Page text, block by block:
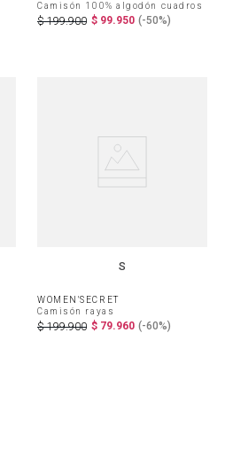
Camisón 100% algodón cuadros
$ 199.900 $ 99.950 (-50%)
S
WOMEN'SECRET
Camisón rayas
$ 199.900 $ 79.960 (-60%)